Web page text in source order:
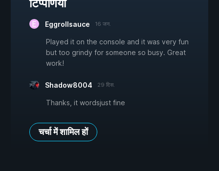
टिप्पणियां
Eggrollsauce 16 जन.
Played it on the console and it was very fun
but too grindy for someone so busy. Great
work!
Shadow8004 29 दिस.
Thanks, it wordsjust fine
चर्चा में शामिल हों